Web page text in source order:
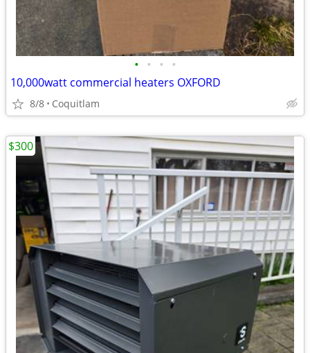
• • • •
10,000watt commercial heaters OXFORD
8/8 Coquitlam
$300